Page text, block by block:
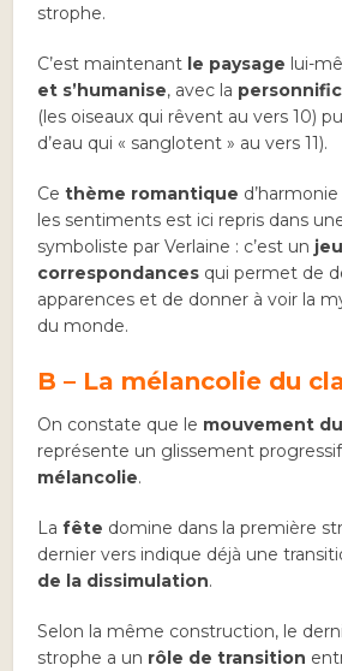
strophe.
C’est maintenant le paysage lui-
et s’humanise, avec la
(les oiseaux qui rêvent au vers 10)
d’eau qui « sanglotent » au vers 11).
Cethème romantique
les sentiments est ici repris dans
symboliste par Verlaine : c’est un
correspondances qui permet de
apparences et de donner à voir la
du monde.
B – La mélancolie du
On constate que le mouvement
représente un glissement
mélancolie.
Lafête domine dans la première
dernier vers indique déjà une
de la dissimulation.
Selon la même construction, le
strophe a un rôle de transition